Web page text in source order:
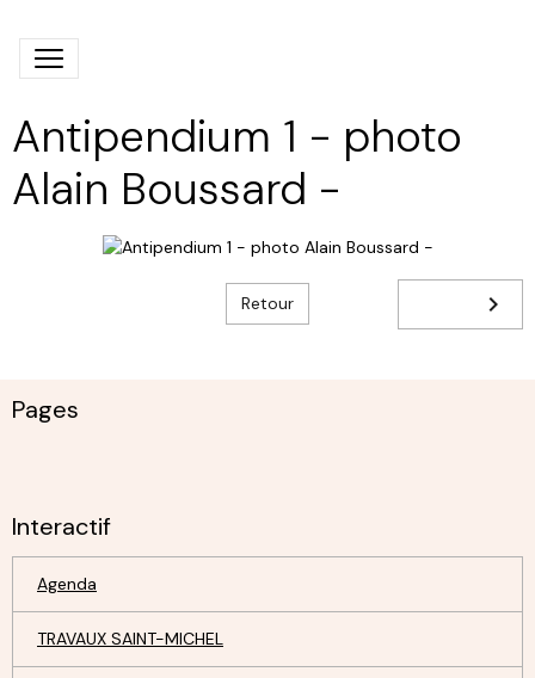
Antipendium 1 - photo
Alain Boussard -
Retour
Pages
Interactif
Agenda
TRAVAUX SAINT-MICHEL